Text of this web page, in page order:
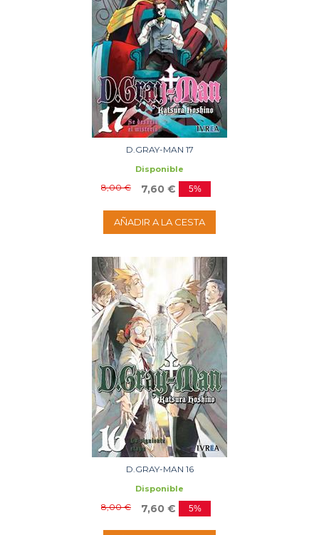
D.GRAY-MAN 17
Disponible
8,00 € 7,60 € 5%
AÑADIR A LA CESTA
D.GRAY-MAN 16
Disponible
8,00 € 7,60 € 5%